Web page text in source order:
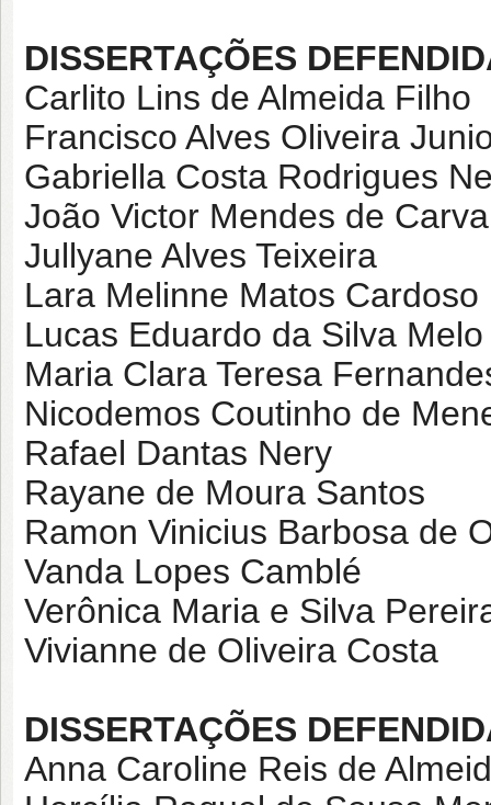
DISSERTAÇÕES
Carlito Lins de Almeida Filho
Francisco Alves Oliveira
Gabriella Costa Rodrigues
João Victor Mendes de
Jullyane Alves Teixeira
Lara Melinne Matos Cardoso
Lucas Eduardo da Silva Melo
Maria Clara Teresa
Nicodemos Coutinho de
Rafael Dantas Nery
Rayane de Moura Santos
Ramon Vinicius Barbosa de
Vanda Lopes Camblé
Verônica Maria e Silva
Vivianne de Oliveira Costa
DISSERTAÇÕES
Anna Caroline Reis de